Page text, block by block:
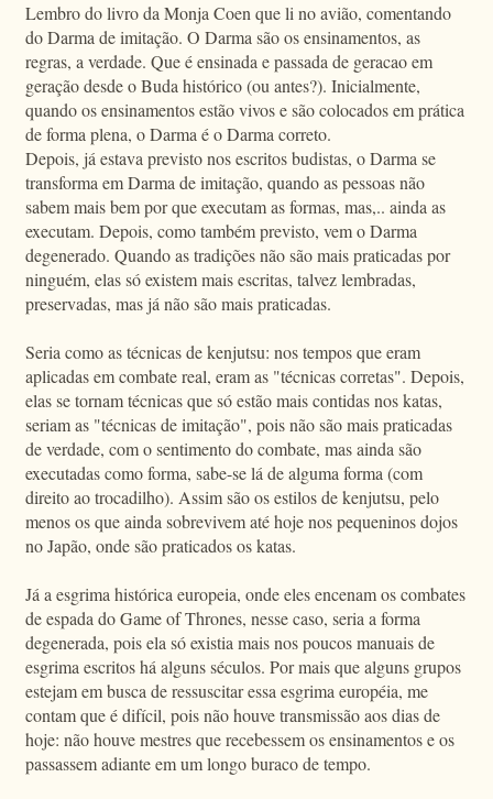
Lembro do livro da Monja Coen que li no avião, comentando
do Darma de imitação. O Darma são os ensinamentos, as
regras, a verdade. Que é ensinada e passada de geracao em
geração desde o Buda histórico (ou antes?). Inicialmente,
quando os ensinamentos estão vivos e são colocados em prática
de forma plena, o Darma é o Darma correto.
Depois, já estava previsto nos escritos budistas, o Darma se
transforma em Darma de imitação, quando as pessoas não
sabem mais bem por que executam as formas, mas,.. ainda as
executam. Depois, como também previsto, vem o Darma
degenerado. Quando as tradições não são mais praticadas por
ninguém, elas só existem mais escritas, talvez lembradas,
preservadas, mas já não são mais praticadas.
Seria como as técnicas de kenjutsu: nos tempos que eram
aplicadas em combate real, eram as "técnicas corretas". Depois,
elas se tornam técnicas que só estão mais contidas nos katas,
seriam as "técnicas de imitação", pois não são mais praticadas
de verdade, com o sentimento do combate, mas ainda são
executadas como forma, sabe-se lá de alguma forma (com
direito ao trocadilho). Assim são os estilos de kenjutsu, pelo
menos os que ainda sobrevivem até hoje nos pequeninos dojos
no Japão, onde são praticados os katas.
Já a esgrima histórica europeia, onde eles encenam os combates
de espada do Game of Thrones, nesse caso, seria a forma
degenerada, pois ela só existia mais nos poucos manuais de
esgrima escritos há alguns séculos. Por mais que alguns grupos
estejam em busca de ressuscitar essa esgrima européia, me
contam que é difícil, pois não houve transmissão aos dias de
hoje: não houve mestres que recebessem os ensinamentos e os
passassem adiante em um longo buraco de tempo.